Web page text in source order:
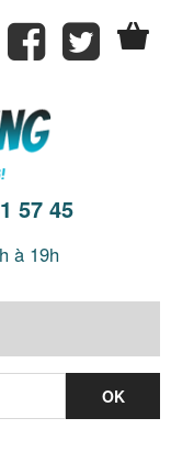
57 45
à 19h